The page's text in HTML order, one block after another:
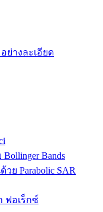
ย่างละเอียด
Bands
ย Parabolic SAR
ฟอเร็กซ์